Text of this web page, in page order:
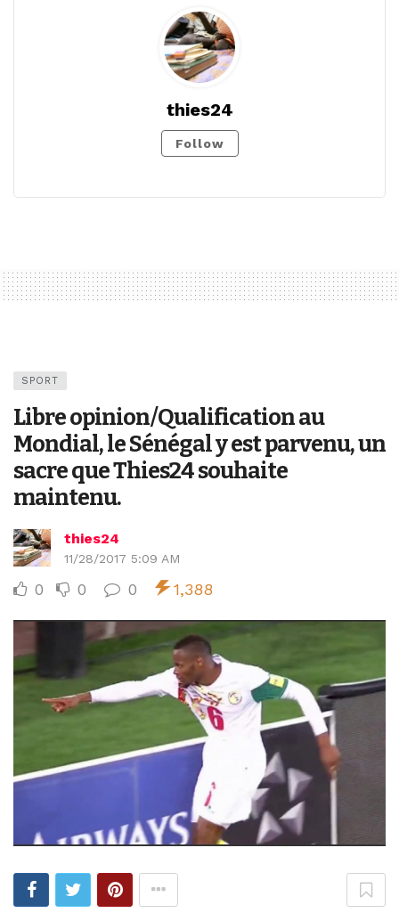
thies24
Follow
SPORT
Libre opinion/Qualification au
Mondial, le Sénégal y est parvenu, un
sacre que Thies24 souhaite
maintenu.
thies24
11/28/2017 5:09 AM
0 0 0 1,388